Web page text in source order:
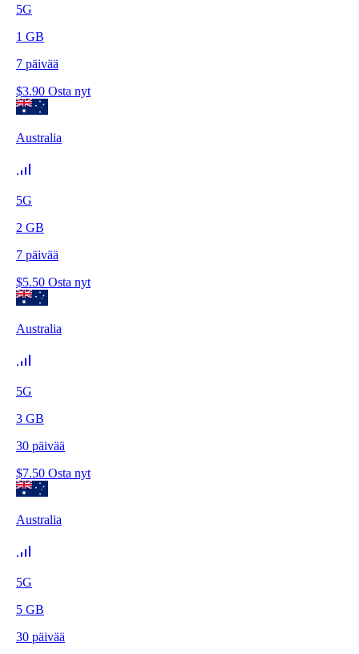
5G
1 GB
7 päivää
$3.90 Osta nyt
Australia
5G
2 GB
7 päivää
$5.50 Osta nyt
Australia
5G
3 GB
30 päivää
$7.50 Osta nyt
Australia
5G
5 GB
30 päivää